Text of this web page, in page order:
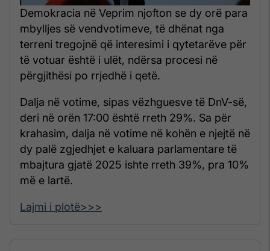
Demokracia në Veprim njofton se dy orë para
mbylljes së vendvotimeve, të dhënat nga
terreni tregojnë që interesimi i qytetarëve për
të votuar është i ulët, ndërsa procesi në
përgjithësi po rrjedhë i qetë.
Dalja në votime, sipas vëzhguesve të DnV-së,
deri në orën 17:00 është rreth 29%. Sa për
krahasim, dalja në votime në kohën e njejtë në
dy palë zgjedhjet e kaluara parlamentare të
mbajtura gjatë 2025 ishte rreth 39%, pra 10%
më e lartë.
Lajmi i plotë>>>